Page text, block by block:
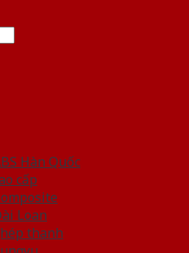
Hàn Quốc
cấp
Loan
thanh